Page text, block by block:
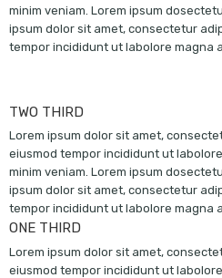
minim veniam. Lorem ipsum
ipsum dolor sit amet, consectetur
tempor incididunt ut labolore magna
TWO THIRD
Lorem ipsum dolor sit amet,
eiusmod tempor incididunt ut
minim veniam. Lorem ipsum
ipsum dolor sit amet, consectetur
tempor incididunt ut labolore magna
ONE THIRD
Lorem ipsum dolor sit amet,
eiusmod tempor incididunt ut